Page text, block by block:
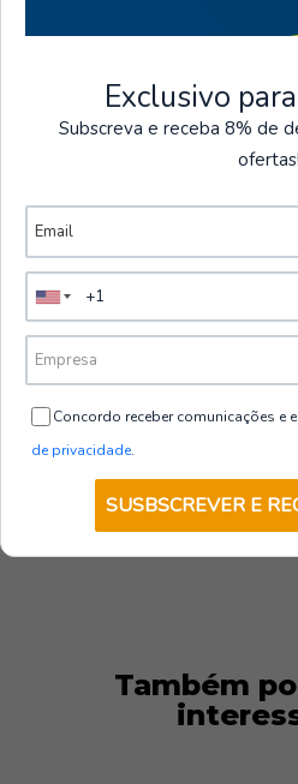
Hotelaria e
156400-001-UD|Gary's
Avental com peito cinta
72X80CM | GARY'S
€26,00
VER
Também
Exclusivo
Subscreva e receba 8% de
ofertas!
Concordo receber comunicações e
de privacidade.
SUSBSCREVER E